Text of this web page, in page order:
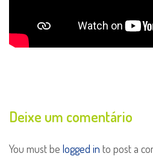
Deixe um comentário
You must be logged in to post a